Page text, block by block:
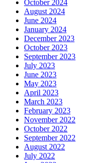
October 2024
August 2024
June 2024
January 2024
December 2023
October 2023
September 2023
July 2023
June 2023
May 2023
April 2023
March 2023
February 2023
November 2022
October 2022
September 2022
August 2022
July 2022